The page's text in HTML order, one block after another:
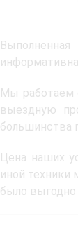
Мы работаем
выездную
большинства
Цена наших
иной
было выгодно